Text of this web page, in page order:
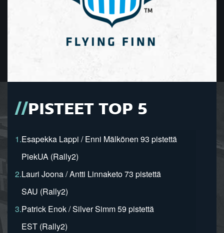
PISTEET TOP 5
1.Esapekka Lappi / Enni Mälkönen 93 pistettä
PiekUA (Rally2)
2.Lauri Joona / Antti Linnaketo 73 pistettä
SAU (Rally2)
3.Patrick Enok / Silver Simm 59 pistettä
EST (Rally2)